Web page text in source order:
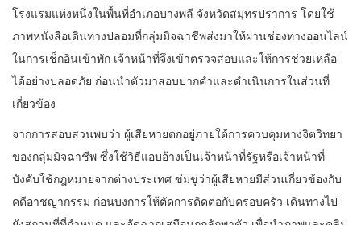
โรงแรมแห่งหนึ่งในพื้นที่อำเภอบางพลี จังหวัดสมุทรปราการ โดยใช้
ภาพหนังสือเดินทางปลอมที่กลุ่มมิจฉาชีพส่งมาให้ผ่านช่องทางออนไลน์
ในการเช็กอินเข้าพัก เจ้าหน้าที่จึงเข้าตรวจสอบและให้การช่วยเหลือ
ได้อย่างปลอดภัย ก่อนนำตัวมาสอบปากคำและดำเนินการในส่วนที่
เกี่ยวข้อง
จากการสอบสวนพบว่า ผู้เสียหายตกอยู่ภายใต้การควบคุมทางจิตวิทยา
ของกลุ่มมิจฉาชีพ ซึ่งใช้วิธีแอบอ้างเป็นเจ้าหน้าที่รัฐหรือเจ้าหน้าที่
บังคับใช้กฎหมายจากต่างประเทศ ข่มขู่ว่าผู้เสียหายมีส่วนเกี่ยวข้องกับ
คดีอาชญากรรม ก่อนบงการให้ตัดการติดต่อกับครอบครัว เดินทางไป